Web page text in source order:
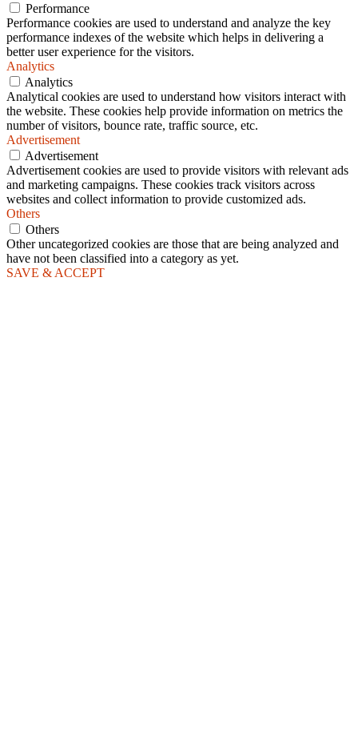
Performance
Performance cookies are used to understand and analyze the key
performance indexes of the website which helps in delivering a
better user experience for the visitors.
Analytics
Analytics
Analytical cookies are used to understand how visitors interact with
the website. These cookies help provide information on metrics the
number of visitors, bounce rate, traffic source, etc.
Advertisement
Advertisement
Advertisement cookies are used to provide visitors with relevant ads
and marketing campaigns. These cookies track visitors across
websites and collect information to provide customized ads.
Others
Others
Other uncategorized cookies are those that are being analyzed and
have not been classified into a category as yet.
SAVE & ACCEPT